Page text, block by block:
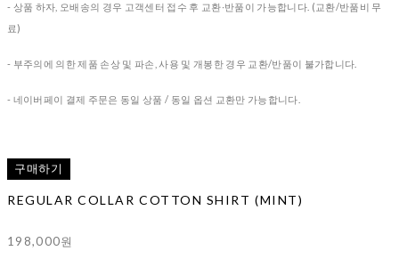
- 상품 하자, 오배송의 경우 고객센터 접수 후 교환∙반품이 가능합니다. (교환/반품비 무
료)
- 부주의에 의한 제품 손상 및 파손, 사용 및 개봉한 경우 교환/반품이 불가합니다.
- 네이버페이 결제 주문은 동일 상품 / 동일 옵션 교환만 가능합니다.
구매하기
REGULAR COLLAR COTTON SHIRT (MINT)
198,000원